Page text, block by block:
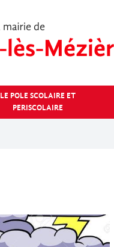
LE POLE SCOLAIRE ET
PERISCOLAIRE